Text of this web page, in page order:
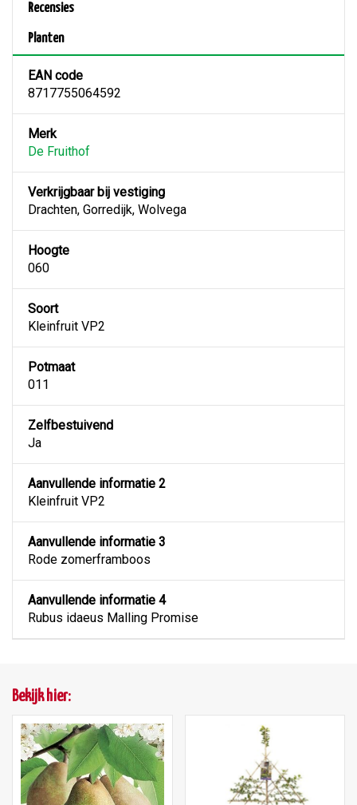
Recensies
Planten
EAN code
8717755064592
Merk
De Fruithof
Verkrijgbaar bij vestiging
Drachten, Gorredijk, Wolvega
Hoogte
060
Soort
Kleinfruit VP2
Potmaat
011
Zelfbestuivend
Ja
Aanvullende informatie 2
Kleinfruit VP2
Aanvullende informatie 3
Rode zomerframboos
Aanvullende informatie 4
Rubus idaeus Malling Promise
Bekijk hier: